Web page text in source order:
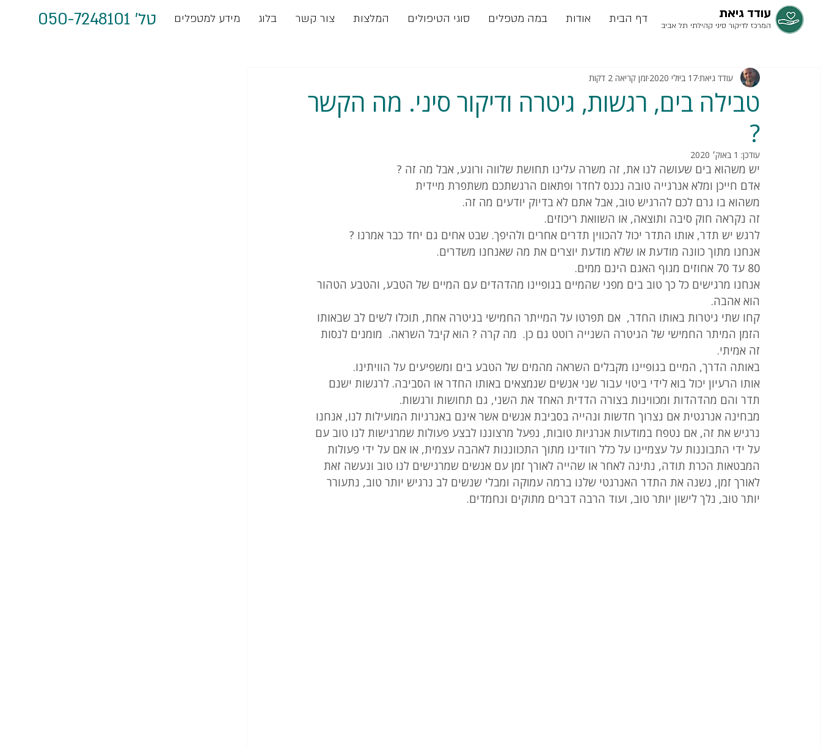
דף הבית אודות במה מטפלים סוגי הטיפולים המלצות צור קשר בלוג מידע למטפלים טל' 050-7248101 עודד גיאת
המרכז לדיקור סיני קהילתי תל אביב
טבילה בים, רגשות, גיטרה ודיקור סיני. מה הקשר
?
עודד גיאת 17 ביולי 2020 זמן קריאה 2 דקות
עודכן: 1 באוק׳ 2020
יש משהוא בים שעושה לנו את, זה משרה עלינו תחושת שלווה ורוגע, אבל מה זה ?
אדם חייכן ומלא אנרגייה טובה נכנס לחדר ופתאום הרגשתכם משתפרת מיידית
משהוא בו גרם לכם להרגיש טוב, אבל אתם לא בדיוק יודעים מה זה.
זה נקראה חוק סיבה ותוצאה, או השוואת ריכוזים.
לרגש יש תדר, אותו התדר יכול להכווין תדרים אחרים ולהיפך. שבט אחים גם יחד כבר אמרנו ?
אנחנו מתוך כוונה מודעת או שלא מודעת יוצרים את מה שאנחנו משדרים.
80 עד 70 אחוזים מגוף האגם הינם ממים.
אנחנו מרגישים כל כך טוב בים מפני שהמיים בגופיינו מהדהדים עם המיים של הטבע, והטבע הטהור
הוא אהבה.
קחו שתי גיטרות באותו החדר,  אם תפרטו על המייתר החמישי בגיטרה אחת, תוכלו לשים לב שבאותו
הזמן המיתר החמישי של הגיטרה השנייה רוטט גם כן.  מה קרה ? הוא קיבל השראה.  מומנים לנסות
זה אמיתי.
באותה הדרך, המיים בגופיינו מקבלים השראה מהמים של הטבע בים ומשפיעים על הוויתינו.
אותו הרעיון יכול בוא לידי ביטוי עבור שני אנשים שנמצאים באותו החדר או הסביבה. לרגשות ישנם
תדר והם מהדהדות ומכווינות בצורה הדדית האחד את השני, גם תחושות ורגשות.
מבחינה אנרגטית אם נצרוך חדשות ונהייה בסביבת אנשים אשר אינם באנרגיות המועילות לנו, אנחנו
נרגיש את זה, אם נטפח במודעות אנרגיות טובות, נפעל מרצוננו לבצע פעולות שמרגישות לנו טוב עם
על ידי התבוננות על עצמיינו על כלל רוודינו מתוך התכווננות לאהבה עצמית, או אם על ידי פעולות
המבטאות הכרת תודה, נתינה לאחר או שהייה לאורך זמן עם אנשים שמרגישים לנו טוב ונעשה זאת
לאורך זמן, נשנה את התדר האנרגטי שלנו ברמה עמוקה ומבלי שנשים לב נרגיש יותר טוב, נתעורר
יותר טוב, נלך לישון יותר טוב, ועוד הרבה דברים מתוקים ונחמדים.